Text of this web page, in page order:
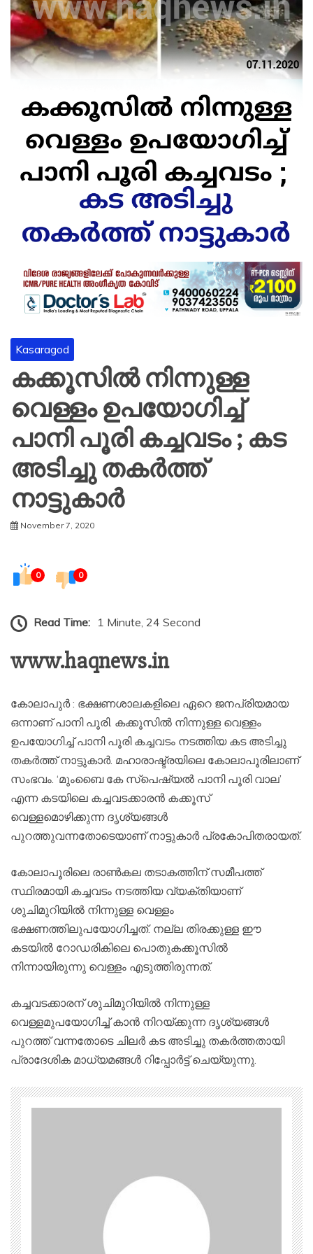
Kasaragod
കക്കൂസില്‍ നിന്നുള്ള
വെള്ളം ഉപയോഗിച്ച്‌
പാനി പൂരി കച്ചവടം ; കട
അടിച്ചു തകര്‍ത്ത്
നാട്ടുകാര്‍
November 7, 2020
0 0
Read Time: 1 Minute, 24 Second
www.haqnews.in
കോലാപുർ : ഭക്ഷണശാലകളിലെ ഏറെ ജനപ്രിയമായ
ഒന്നാണ് പാനി പൂരി. കക്കൂസില്‍ നിന്നുള്ള വെള്ളം
ഉപയോഗിച്ച്‌ പാനി പൂരി കച്ചവടം നടത്തിയ കട അടിച്ചു
തകര്‍ത്ത് നാട്ടുകാര്‍. മഹാരാഷ്ട്രയിലെ കോലാപൂരിലാണ്
സംഭവം. ‘മുംബൈ കേ സ്പെഷ്യല്‍ പാനി പൂരി വാല’
എന്ന കടയിലെ കച്ചവടക്കാരന്‍ കക്കൂസ്
വെള്ളമൊഴിക്കുന്ന ദൃശ്യങ്ങള്‍
പുറത്തുവന്നതോടെയാണ് നാട്ടുകാര്‍ പ്രകോപിതരായത്.
കോലാപൂരിലെ രാണ്‍കല തടാകത്തിന് സമീപത്ത്
സ്ഥിരമായി കച്ചവടം നടത്തിയ വ്യക്തിയാണ്
ശുചിമുറിയില്‍ നിന്നുള്ള വെള്ളം
ഭക്ഷണത്തിലുപയോഗിച്ചത്. നല്ല തിരക്കുള്ള ഈ
കടയില്‍ റോഡരികിലെ പൊതുകക്കൂസില്‍
നിന്നായിരുന്നു വെള്ളം എടുത്തിരുന്നത്.
കച്ചവടക്കാരന്‌ ശുചിമുറിയില്‍ നിന്നുള്ള
വെള്ളമുപയോഗിച്ച്‌ കാന്‍ നിറയ്ക്കുന്ന ദൃശ്യങ്ങള്‍
പുറത്ത് വന്നതോടെ ചിലര്‍ കട അടിച്ചു തകര്‍ത്തതായി
പ്രാദേശിക മാധ്യമങ്ങള്‍ റിപ്പോര്‍ട്ട് ചെയ്യുന്നു.